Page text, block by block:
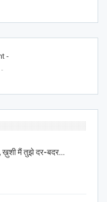
ख़ुशी मैं तुझे दर-बदर…